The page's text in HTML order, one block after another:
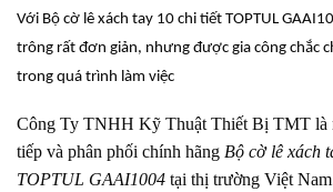
Với Bộ cờ lê xách tay 10 chi tiết TOPTUL
trông rất đơn giản, nhưng được gia công chắc
trong quá trình làm việc
Công Ty TNHH Kỹ Thuật Thiết Bị TMT là
tiếp và phân phối chính hãng Bộ cờ lê xách
TOPTUL GAAI1004 tại thị trường Việt